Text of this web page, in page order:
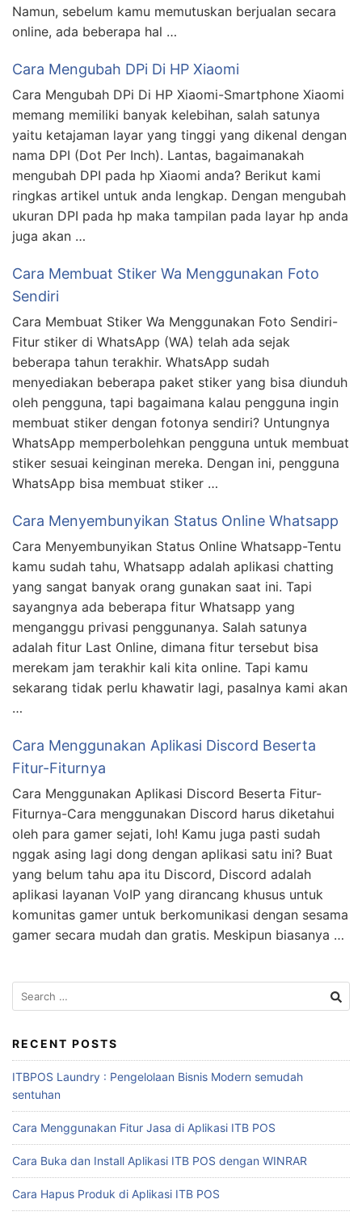
Namun, sebelum kamu memutuskan berjualan secara
online, ada beberapa hal …
Cara Mengubah DPi Di HP Xiaomi
Cara Mengubah DPi Di HP Xiaomi-Smartphone Xiaomi
memang memiliki banyak kelebihan, salah satunya
yaitu ketajaman layar yang tinggi yang dikenal dengan
nama DPI (Dot Per Inch). Lantas, bagaimanakah
mengubah DPI pada hp Xiaomi anda? Berikut kami
ringkas artikel untuk anda lengkap. Dengan mengubah
ukuran DPI pada hp maka tampilan pada layar hp anda
juga akan …
Cara Membuat Stiker Wa Menggunakan Foto
Sendiri
Cara Membuat Stiker Wa Menggunakan Foto Sendiri-
Fitur stiker di WhatsApp (WA) telah ada sejak
beberapa tahun terakhir. WhatsApp sudah
menyediakan beberapa paket stiker yang bisa diunduh
oleh pengguna, tapi bagaimana kalau pengguna ingin
membuat stiker dengan fotonya sendiri? Untungnya
WhatsApp memperbolehkan pengguna untuk membuat
stiker sesuai keinginan mereka. Dengan ini, pengguna
WhatsApp bisa membuat stiker …
Cara Menyembunyikan Status Online Whatsapp
Cara Menyembunyikan Status Online Whatsapp-Tentu
kamu sudah tahu, Whatsapp adalah aplikasi chatting
yang sangat banyak orang gunakan saat ini. Tapi
sayangnya ada beberapa fitur Whatsapp yang
menganggu privasi penggunanya. Salah satunya
adalah fitur Last Online, dimana fitur tersebut bisa
merekam jam terakhir kali kita online. Tapi kamu
sekarang tidak perlu khawatir lagi, pasalnya kami akan
…
Cara Menggunakan Aplikasi Discord Beserta
Fitur-Fiturnya
Cara Menggunakan Aplikasi Discord Beserta Fitur-
Fiturnya-Cara menggunakan Discord harus diketahui
oleh para gamer sejati, loh! Kamu juga pasti sudah
nggak asing lagi dong dengan aplikasi satu ini? Buat
yang belum tahu apa itu Discord, Discord adalah
aplikasi layanan VoIP yang dirancang khusus untuk
komunitas gamer untuk berkomunikasi dengan sesama
gamer secara mudah dan gratis. Meskipun biasanya …
RECENT POSTS
ITBPOS Laundry : Pengelolaan Bisnis Modern semudah
sentuhan
Cara Menggunakan Fitur Jasa di Aplikasi ITB POS
Cara Buka dan Install Aplikasi ITB POS dengan WINRAR
Cara Hapus Produk di Aplikasi ITB POS